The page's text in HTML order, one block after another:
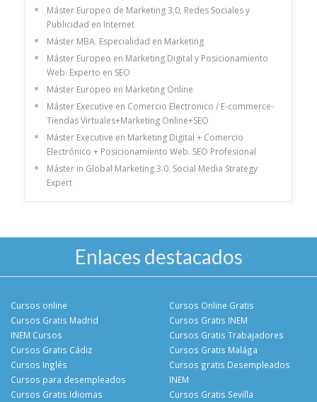
Máster Europeo de Marketing 3.0, Redes Sociales y
Publicidad en Internet
Máster MBA. Especialidad en Marketing
Máster Europeo en Marketing Digital y Posicionamiento
Web. Experto en SEO
Máster Europeo en Marketing Online
Máster Executive en Comercio Electronico / E-commerce-
Tiendas Virtuales+Marketing Online+SEO
Máster Executive en Marketing Digital + Comercio
Electrónico + Posicionamiento Web. SEO Profesional
Máster in Global Marketing 3.0. Social Media Strategy
Expert
Enlaces destacados
Cursos online
Cursos Gratis Madrid
INEM Cursos
Cursos Gratis Cádiz
Cursos Online Gratis
Cursos Gratis INEM
Cursos Gratis Trabajadores
Cursos Gratis Malága
Cursos Inglés
Cursos para desempleados
Cursos Gratis Idiomas
Cursos gratis Desempleados
INEM
Cursos Gratis Sevilla